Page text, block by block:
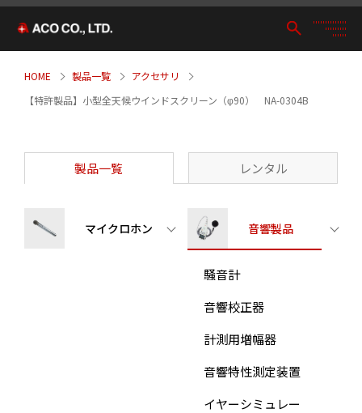
HOME 製品一覧
アクセサリ
【特許製品】小型全天候ウインドスクリーン（φ90） NA-0304B
製品一覧 レンタル
マイクロホン 音響製品
騒音計
音響校正器
計測用増幅器
音響特性測定装置
イヤーシミュレー